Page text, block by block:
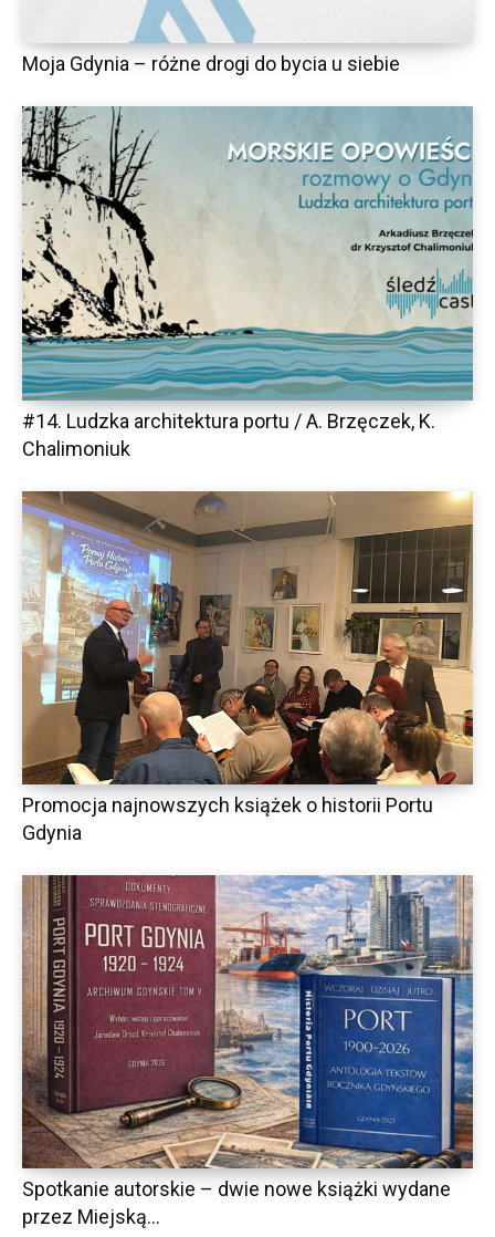
Moja Gdynia – różne drogi do bycia u siebie
#14. Ludzka architektura portu / A. Brzęczek, K.
Chalimoniuk
Promocja najnowszych książek o historii Portu
Gdynia
Spotkanie autorskie – dwie nowe książki wydane
przez Miejską...